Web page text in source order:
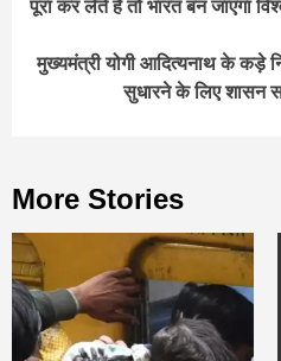
पूरा कर लेते हैं तो भारत बन जाएगा
मुख्यमंत्री योगी आदित्यनाथ के कड़े
सुधारने के लिए शासन
More Stories